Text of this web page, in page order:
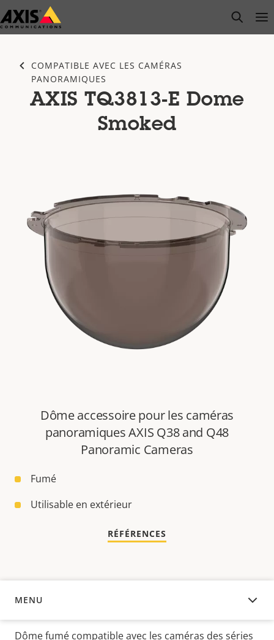
Passer
au
open
COMPATIBLE AVEC LES CAMÉRAS
PANORAMIQUES
AXIS TQ3813-E Dome
Smoked
Dôme accessoire pour les caméras
panoramiques AXIS Q38 and Q48
Panoramic Cameras
Fumé
Utilisable en extérieur
RÉFÉRENCES
MENU
APERÇU
Dôme fumé compatible avec les caméras des séries